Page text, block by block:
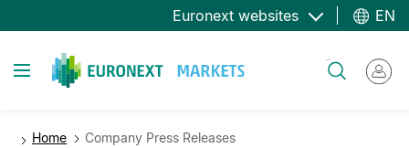
to
content
Euronext websites EN
Toggle navigation
Home Company Press Releases